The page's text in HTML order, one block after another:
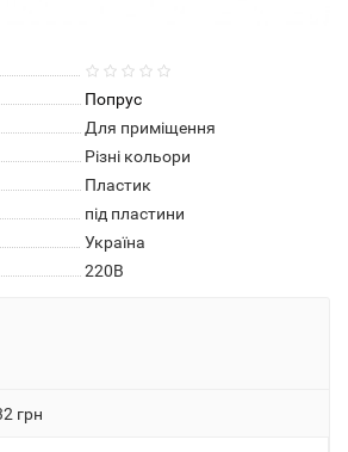
Попрус
Для приміщення
Різні кольори
Пластик
під пластини
Україна
220В
грн